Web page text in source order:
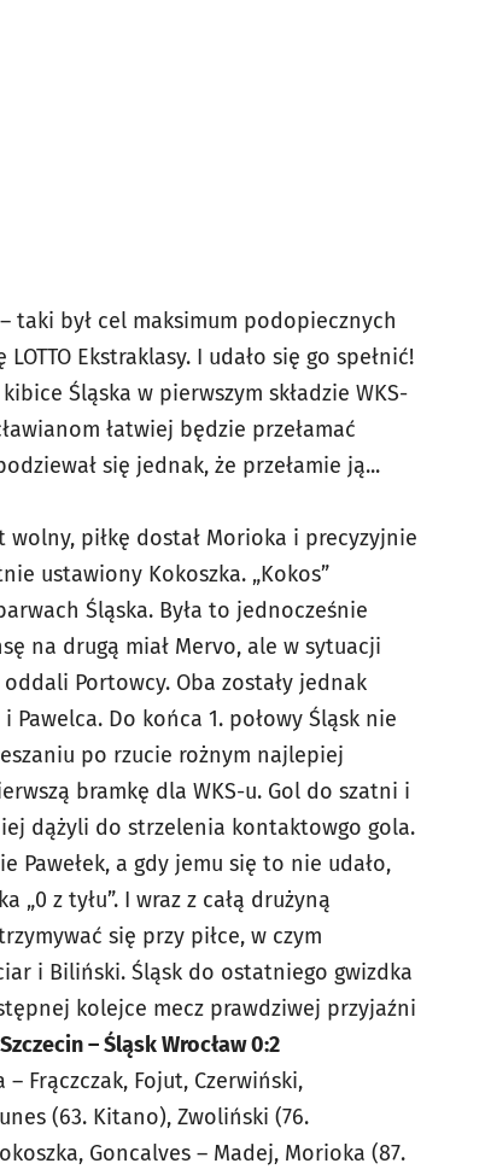
taki był cel maksimum podopiecznych
Ekstraklasy. I udało się go spełnić!
Śląska w pierwszym składzie WKS-
łatwiej będzie przełamać
się jednak, że przełamie ją...
piłkę dostał Morioka i precyzyjnie
ustawiony Kokoszka. „Kokos”
Śląska. Była to jednocześnie
na drugą miał Mervo, ale w sytuacji
Portowcy. Oba zostały jednak
Do końca 1. połowy Śląsk nie
po rzucie rożnym najlepiej
bramkę dla WKS-u. Gol do szatni i
dążyli do strzelenia kontaktowgo gola.
Pawełek, a gdy jemu się to nie udało,
„0 z tyłu”. I wraz z całą drużyną
się przy piłce, w czym
i Biliński. Śląsk do ostatniego gwizdka
kolejce mecz prawdziwej przyjaźni
– Śląsk Wrocław 0:2
– Frączczak, Fojut, Czerwiński,
(63. Kitano), Zwoliński (76.
Goncalves – Madej, Morioka (87.